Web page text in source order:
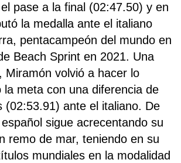
pase a la final (02:47.50) y en
la medalla ante el italiano
pentacampeón del mundo en
Beach Sprint en 2021. Una
Miramón volvió a hacer lo
la meta con una diferencia de
(02:53.91) ante el italiano. De
sigue acrecentando su
remo de mar, teniendo en su
mundiales en la modalidad